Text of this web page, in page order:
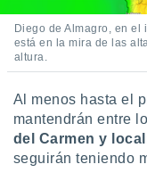
Diego de Almagro, en el
está en la mira de las
altura.
Al menos hasta el
mantendrán entre
del Carmen y
seguirán teniendo